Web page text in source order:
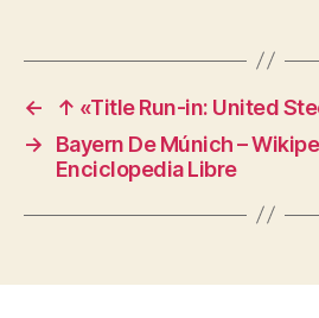
←
↑ «Title Run-in: United
→
Bayern De Múnich –
Enciclopedia Libre